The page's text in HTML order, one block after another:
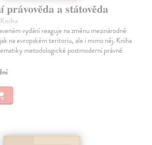
právověda a státověda
vydání reaguje na změnu mezinárodně
na evropském teritoriu, ale i mimo něj. Kniha
metodologické postmoderní právně